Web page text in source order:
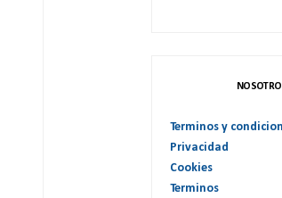
Terminos y
Privacidad
Cookies
Terminos